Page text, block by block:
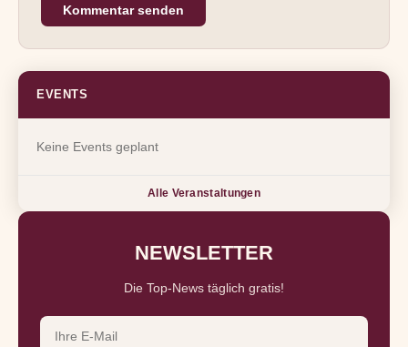
Kommentar senden
EVENTS
Keine Events geplant
Alle Veranstaltungen
NEWSLETTER
Die Top-News täglich gratis!